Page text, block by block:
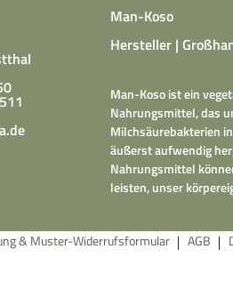
Man-Koso
Hersteller |
Man-Koso ist ein
Nahrungsmittel, das
Milchsäurebakterien
äußerst aufwendig
Nahrungsmittel
leisten, unser
& Muster-Widerrufsformular AGB